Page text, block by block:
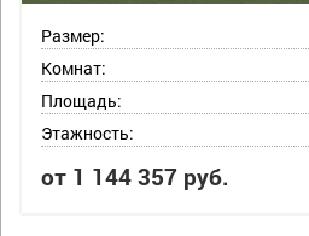
Размер:
Комнат:
Площадь:
Этажность:
от 1 144 357 руб.